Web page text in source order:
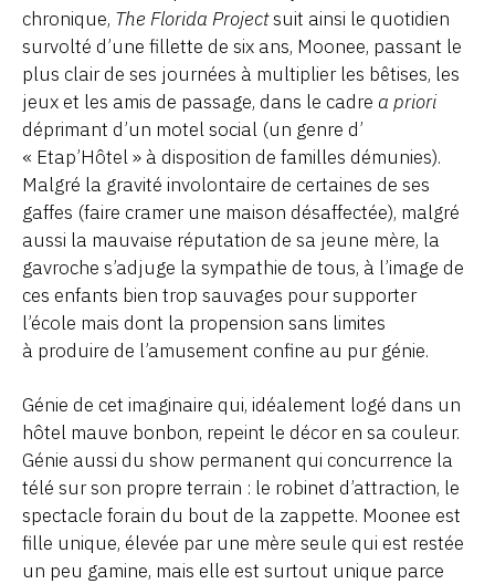
chronique, The Florida Projectsuit ainsi le quotidien
survolté d’une fillette de six ans, Moonee, passant le
plus clair de ses journées à multiplier les bêtises, les
jeux et les amis de passage, dans le cadre a priori
déprimant d’un motel social (un genre d’
« Etap’Hôtel » à disposition de familles démunies).
Malgré la gravité involontaire de certaines de ses
gaffes (faire cramer une maison désaffectée), malgré
aussi la mauvaise réputation de sa jeune mère, la
gavroche s’adjuge la sympathie de tous, à l’image de
ces enfants bien trop sauvages pour supporter
l’école mais dont la propension sans limites
à produire de l’amusement confine au pur génie.
Génie de cet imaginaire qui, idéalement logé dans un
hôtel mauve bonbon, repeint le décor en sa couleur.
Génie aussi du show permanent qui concurrence la
télé sur son propre terrain : le robinet d’attraction, le
spectacle forain du bout de la zappette. Moonee est
fille unique, élevée par une mère seule qui est restée
un peu gamine, mais elle est surtout unique parce